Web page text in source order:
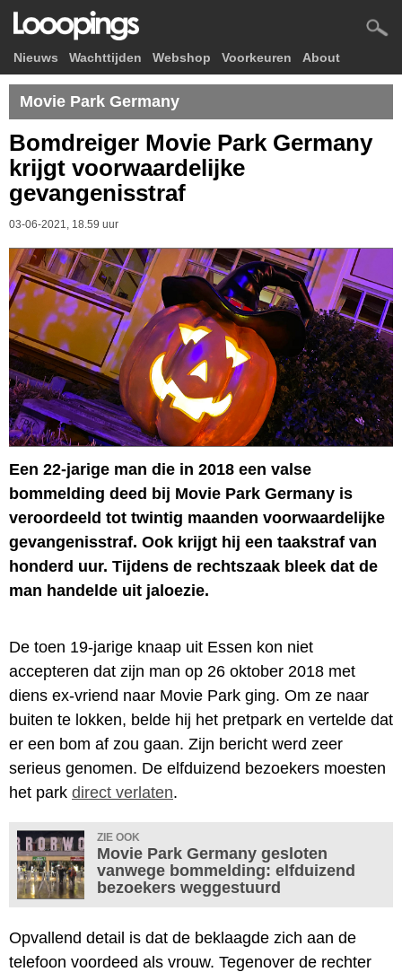
Nieuws Wachttijden Webshop Voorkeuren About
Movie Park Germany
Bomdreiger Movie Park Germany
krijgt voorwaardelijke
gevangenisstraf
03-06-2021, 18.59 uur
Een 22-jarige man die in 2018 een valse
bommelding deed bij Movie Park Germany is
veroordeeld tot twintig maanden voorwaardelijke
gevangenisstraf. Ook krijgt hij een taakstraf van
honderd uur. Tijdens de rechtszaak bleek dat de
man handelde uit jaloezie.
De toen 19-jarige knaap uit Essen kon niet
accepteren dat zijn man op 26 oktober 2018 met
diens ex-vriend naar Movie Park ging. Om ze naar
buiten te lokken, belde hij het pretpark en vertelde dat
er een bom af zou gaan. Zijn bericht werd zeer
serieus genomen. De elfduizend bezoekers moesten
het park direct verlaten.
ZIE OOK
Movie Park Germany gesloten
vanwege bommelding: elfduizend
bezoekers weggestuurd
Opvallend detail is dat de beklaagde zich aan de
telefoon voordeed als vrouw. Tegenover de rechter